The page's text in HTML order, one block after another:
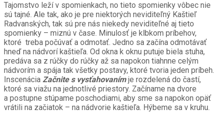
Tajomstvo leží v spomienkach, no tieto spomienky vôbec nie
sú tajné. Ale tak, ako je pre niektorých neviditeľný Kaštieľ
Radvanských, tak sú pre nás niekedy neviditeľné aj tieto
spomienky – miznú v čase. Minulosť je klbkom príbehov,
ktoré treba počúvať a odmotať. Jedno sa začína odmotávať
hneď na nádvorí kaštieľa. Od okna k oknu putuje biela stuha,
predáva sa z rúčky do rúčky až sa napokon tiahnne celým
nádvorím a spája tak všetky postavy, ktoré tvoria jeden príbeh.
Inscenácia Začnite s vysťahovanímje rozdelená do častí,
ktoré sa viažu na jednotlivé priestory. Začíname na dvore
a postupne stúpame poschodiami, aby sme sa napokon opäť
vrátili na začiatok – na nádvorie kaštieľa. Hýbeme sa v kruhu.